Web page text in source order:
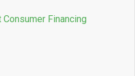
Financing